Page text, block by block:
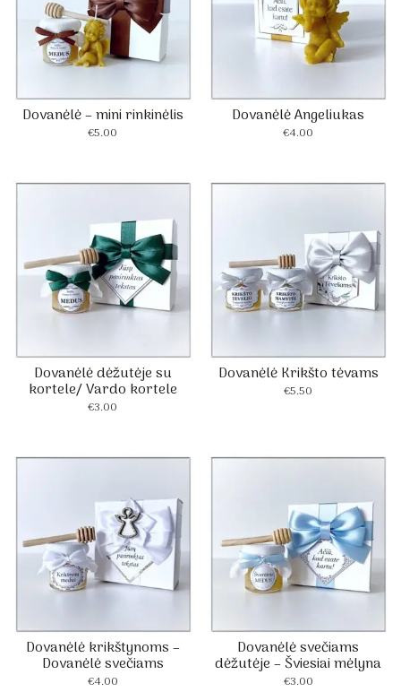
Dovanėlė – mini rinkinėlis
€5.00
Dovanėlė Angeliukas
€4.00
Dovanėlė dėžutėje su
kortele/ Vardo kortele
€3.00
Dovanėlė Krikšto tėvams
€5.50
Dovanėlė krikštynoms –
Dovanėlė svečiams
€4.00
Dovanėlė svečiams
dėžutėje – Šviesiai mėlyna
€3.00